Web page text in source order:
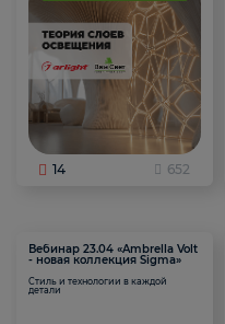
14 652
Вебинар 23.04 «Ambrella Volt
- новая коллекция Sigma»
Стиль и технологии в каждой
детали